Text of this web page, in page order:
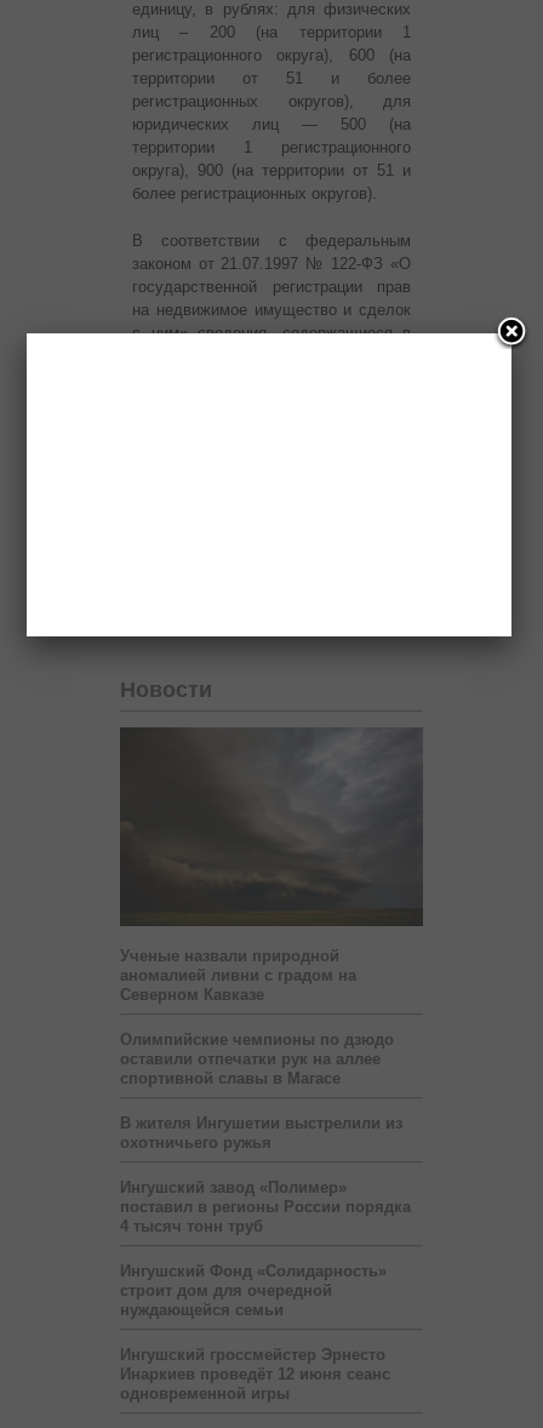
единицу, в рублях: для физических
лиц – 200 (на территории 1
регистрационного округа), 600 (на
территории от 51 и более
регистрационных округов), для
юридических лиц — 500 (на
территории 1 регистрационного
округа), 900 (на территории от 51 и
более регистрационных округов).
В соответствии с федеральным
законом от 21.07.1997 № 122-ФЗ «О
государственной регистрации прав
на недвижимое имущество и сделок
с ним» сведения, содержащиеся в
Новости
Ученые назвали природной
аномалией ливни с градом на
Северном Кавказе
Олимпийские чемпионы по дзюдо
оставили отпечатки рук на аллее
спортивной славы в Магасе
В жителя Ингушетии выстрелили из
охотничьего ружья
Ингушский завод «Полимер»
поставил в регионы России порядка
4 тысяч тонн труб
Ингушский Фонд «Солидарность»
строит дом для очередной
нуждающейся семьи
Ингушский гроссмейстер Эрнесто
Инаркиев проведёт 12 июня сеанс
одновременной игры